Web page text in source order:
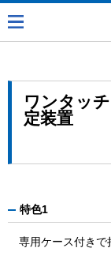
ワンタッ
定装置
特色1
専用ケース付きで